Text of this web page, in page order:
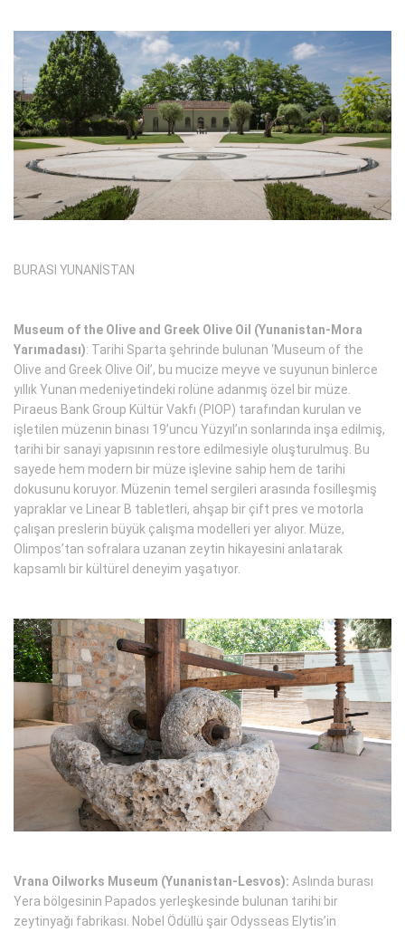
BURASI YUNANİSTAN
Museum of the Olive and Greek Olive Oil (Yunanistan-Mora
Yarımadası): Tarihi Sparta şehrinde bulunan ‘Museum of the
Olive and Greek Olive Oil’, bu mucize meyve ve suyunun binlerce
yıllık Yunan medeniyetindeki rolüne adanmış özel bir müze.
Piraeus Bank Group Kültür Vakfı (PIOP) tarafından kurulan ve
işletilen müzenin binası 19’uncu Yüzyıl’ın sonlarında inşa edilmiş,
tarihi bir sanayi yapısının restore edilmesiyle oluşturulmuş. Bu
sayede hem modern bir müze işlevine sahip hem de tarihi
dokusunu koruyor. Müzenin temel sergileri arasında fosilleşmiş
yapraklar ve Linear B tabletleri, ahşap bir çift pres ve motorla
çalışan preslerin büyük çalışma modelleri yer alıyor. Müze,
Olimpos’tan sofralara uzanan zeytin hikayesini anlatarak
kapsamlı bir kültürel deneyim yaşatıyor.
Vrana Oilworks Museum (Yunanistan-Lesvos): Aslında burası
Yera bölgesinin Papados yerleşkesinde bulunan tarihi bir
zeytinyağı fabrikası. Nobel Ödüllü şair Odysseas Elytis’in